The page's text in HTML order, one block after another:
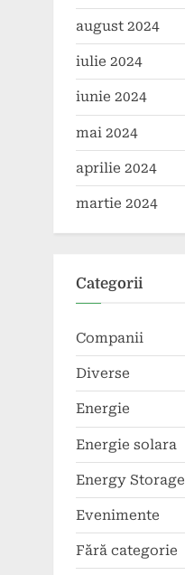
august 2024
iulie 2024
iunie 2024
mai 2024
aprilie 2024
martie 2024
Categorii
Companii
Diverse
Energie
Energie solara
Energy Storage
Evenimente
Fără categorie